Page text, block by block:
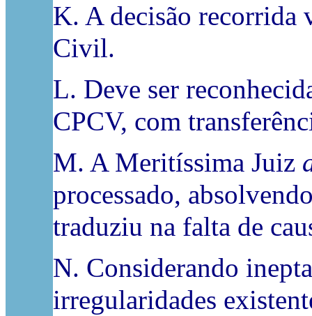
K. A decisão recorrida
Civil.
L. Deve ser
CPCV, com
M. A Meritíssima Juiz
processado,
traduziu na falta de
N. Considerando
irregularidades